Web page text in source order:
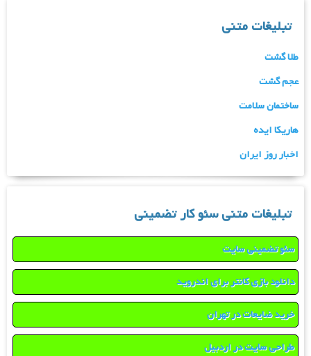
تبلیغات متنی
طلا گشت
عجم گشت
ساختمان سلامت
هاریکا ایده
اخبار روز ایران
تبلیغات متنی سئو کار تضمینی
سئو تضمینی سایت
دانلود بازی کانتر برای اندروید
خرید ضایعات در تهران
طراحی سایت در اردبیل